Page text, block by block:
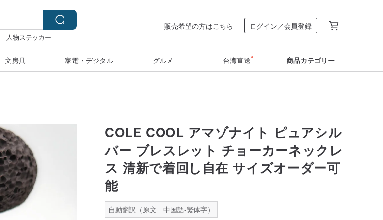
人物ステッカー
販売希望の方はこちら ログイン／会員登録
文房具 家電・デジタル グルメ 台湾直送 商品カテゴリー
COLE COOL アマゾナイト ピュアシル
バー ブレスレット チョーカーネックレ
ス 清新で着回し自在 サイズオーダー可
能
自動翻訳（原文：中国語-繁体字）